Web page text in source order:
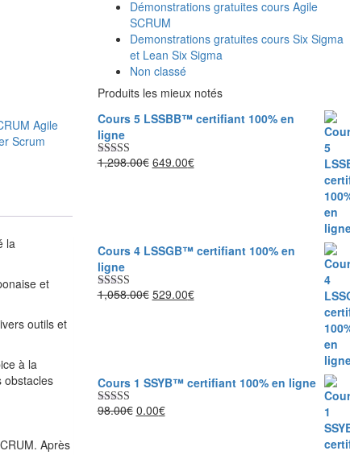
Agile
Scrum
la
et
outils et
à la
obstacles
Après
Démonstrations gratuites cours Agile
SCRUM
Demonstrations gratuites cours Six Sigma
et Lean Six Sigma
Non classé
Produits les mieux notés
Cours 5 LSSBB™ certifiant 100% en
ligne
Note5.00
1,298.00€ Le
649.00€Le
Cours 4 LSSGB™ certifiant 100% en
ligne
Note5.00
1,058.00€ Le
529.00€Le
Cours 1 SSYB™ certifiant 100% en ligne
Note5.00
98.00€ Le
0.00€Le